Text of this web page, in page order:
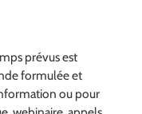
prévus est
formulée et
ou pour